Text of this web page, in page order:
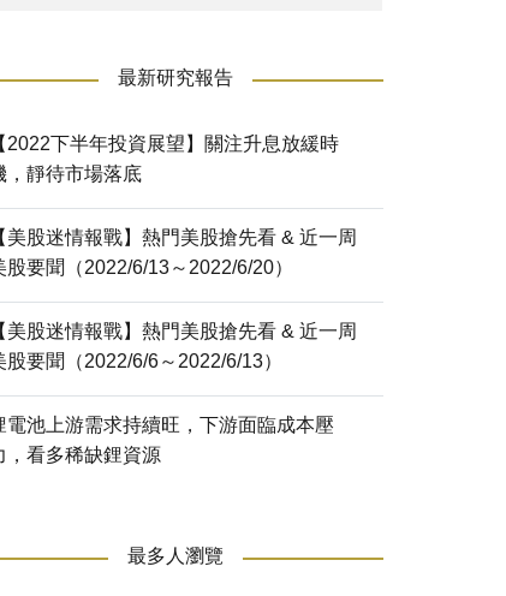
最新研究報告
2022下半年投資展望】關注升息放緩時
，靜待市場落底
美股迷情報戰】熱門美股搶先看 & 近一周
股要聞（2022/6/13～2022/6/20）
美股迷情報戰】熱門美股搶先看 & 近一周
股要聞（2022/6/6～2022/6/13）
電池上游需求持續旺，下游面臨成本壓
，看多稀缺鋰資源
最多人瀏覽